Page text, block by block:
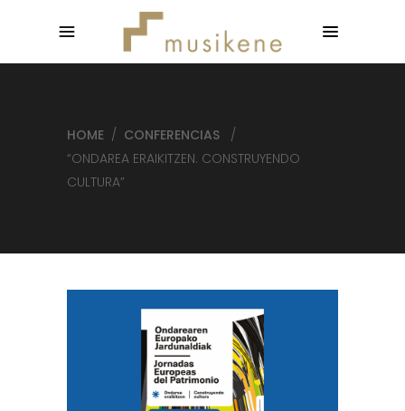
HOME / CONFERENCIAS
/
“ONDAREA ERAIKITZEN. CONSTRUYENDO
CULTURA”